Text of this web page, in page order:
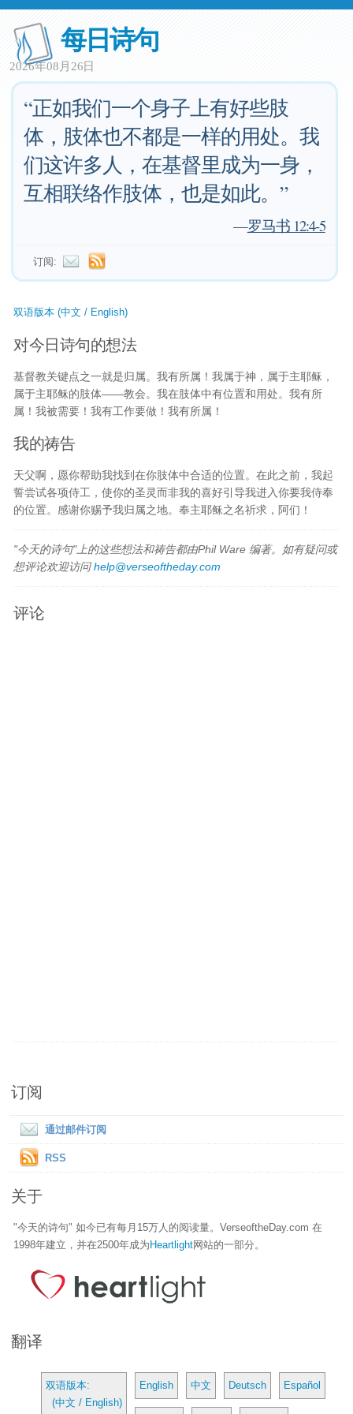
每日诗句
2026年08月26日
“正如我们一个身子上有好些肢
体，肢体也不都是一样的用处。我
们这许多人，在基督里成为一身，
互相联络作肢体，也是如此。”
—罗马书 12:4-5
订阅:
双语版本 (中文 / English)
对今日诗句的想法
基督教关键点之一就是归属。我有所属！我属于神，属于主耶稣，
属于主耶稣的肢体——教会。我在肢体中有位置和用处。我有所
属！我被需要！我有工作要做！我有所属！
我的祷告
天父啊，愿你帮助我找到在你肢体中合适的位置。在此之前，我起
誓尝试各项侍工，使你的圣灵而非我的喜好引导我进入你要我侍奉
的位置。感谢你赐予我归属之地。奉主耶稣之名祈求，阿们！
"今天的诗句"上的这些想法和祷告都由Phil Ware 编著。如有疑问或
想评论欢迎访问help@verseoftheday.com
评论
订阅
通过邮件订阅
RSS
关于
"今天的诗句" 如今已有每月15万人的阅读量。VerseoftheDay.com 在
1998年建立，并在2500年成为 Heartlight网站的一部分。
翻译
双语版本:
(中文 / English)
English 中文 Deutsch Español